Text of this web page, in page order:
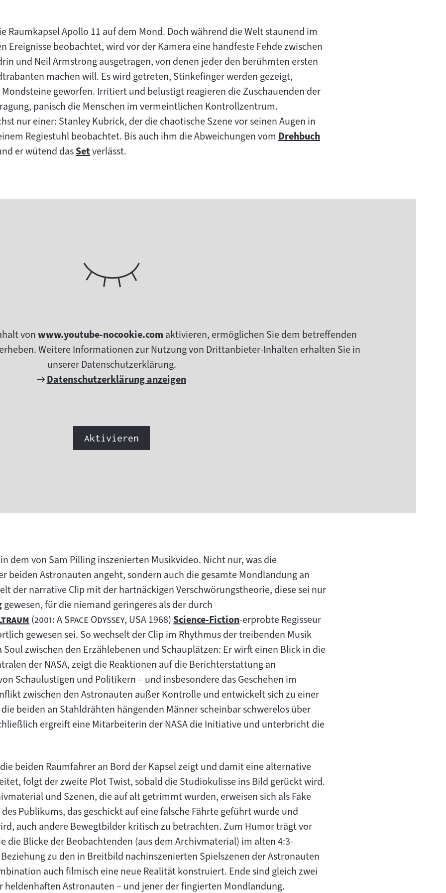
Raumkapsel Apollo 11 auf dem Mond. Doch während die Welt staunend im
Ereignisse beobachtet, wird vor der Kamera eine handfeste Fehde zwischen
und Neil Armstrong ausgetragen, von denen jeder den berühmten ersten
machen will. Es wird getreten, Stinkefinger werden gezeigt,
geworfen. Irritiert und belustigt reagieren die Zuschauenden der
panisch die Menschen im vermeintlichen Kontrollzentrum.
nur einer: Stanley Kubrick, der die chaotische Szene vor seinen Augen in
Regiestuhl beobachtet. Bis auch ihm die Abweichungen vom Zum
Drehbuch
er wütend dasZum
Setverlässt.
vonwww.youtube-nocookie.com aktivieren, ermöglichen Sie dem betreffenden
Weitere Informationen zur Nutzung von Drittanbieter-Inhalten erhalten Sie in
unserer Datenschutzerklärung.
Externer
Datenschutzerklärung anzeigen
Aktivieren
dem von Sam Pilling inszenierten Musikvideo. Nicht nur, was die
beiden Astronauten angeht, sondern auch die gesamte Mondlandung an
der narrative Clip mit der hartnäckigen Verschwörungstheorie, diese sei nur
gewesen, für die niemand geringeres als der durch
"
("
2001: A Space Odyssey", USA 1968)Zum
Inhalt:
Science-Fiction-erprobte Regisseur
gewesen sei. So wechselt der Clip im Rhythmus der treibenden Musik
Soul zwischen den Erzählebenen und Schauplätzen: Er wirft einen Blick in die
der NASA, zeigt die Reaktionen auf die Berichterstattung an
Schaulustigen und Politikern – und insbesondere das Geschehen im
zwischen den Astronauten außer Kontrolle und entwickelt sich zu einer
beiden an Stahldrähten hängenden Männer scheinbar schwerelos über
ergreift eine Mitarbeiterin der NASA die Initiative und unterbricht die
beiden Raumfahrer an Bord der Kapsel zeigt und damit eine alternative
folgt der zweite Plot Twist, sobald die Studiokulisse ins Bild gerückt wird.
und Szenen, die auf alt getrimmt wurden, erweisen sich als Fake
Publikums, das geschickt auf eine falsche Fährte geführt wurde und
auch andere Bewegtbilder kritisch zu betrachten. Zum Humor trägt vor
die Blicke der Beobachtenden (aus dem Archivmaterial) im alten 4:3-
zu den in Breitbild nachinszenierten Spielszenen der Astronauten
auch filmisch eine neue Realität konstruiert. Ende sind gleich zwei
heldenhaften Astronauten – und jener der fingierten Mondlandung.